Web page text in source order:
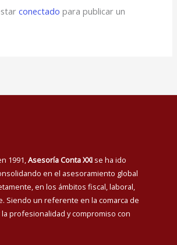
conectado para publicar un
1991,Asesoría Conta XXI se ha ido
en el asesoramiento global
en los ámbitos fiscal, laboral,
Siendo un referente en la comarca de
la profesionalidad y compromiso con